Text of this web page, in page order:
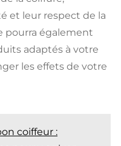
et leur respect de la
pourra également
adaptés à votre
les effets de votre
coiffeur :